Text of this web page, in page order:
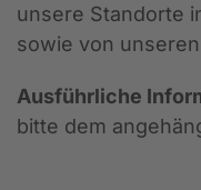
unsere Standorte
sowie von
Ausführliche
bitte dem